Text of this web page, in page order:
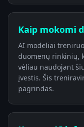
Kaip mokomi
AI modeliai
duomenų rinkinių,
vėliau naudojant
įvestis. Šis
pagrindas.